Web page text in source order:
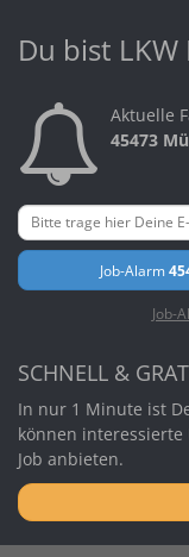
Du bist LKW
Aktuelle
45473
Job-Alarm
Job-
SCHNELL &
In nur 1 Minute ist
können
Job anbieten.